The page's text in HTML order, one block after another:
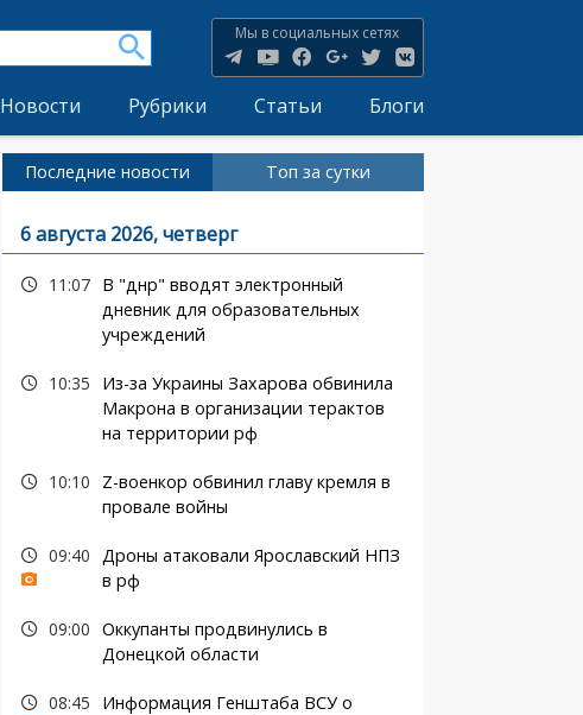
Мы в социальных сетях
Новости Рубрики Статьи Блоги
Последние новости Топ за сутки
6 августа 2026, четверг
11:07
В "днр" вводят электронный
дневник для образовательных
учреждений
10:35
Из-за Украины Захарова обвинила
Макрона в организации терактов
на территории рф
10:10
Z-военкор обвинил главу кремля в
провале войны
09:40 Дроны атаковали Ярославский НПЗ
в рф
09:00 Оккупанты продвинулись в
Донецкой области
08:45
Информация Генштаба ВСУ о